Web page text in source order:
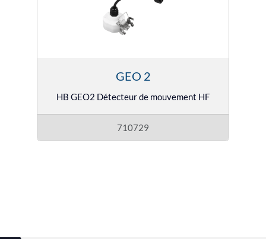
GEO 2
HB GEO2 Détecteur de mouvement HF
710729